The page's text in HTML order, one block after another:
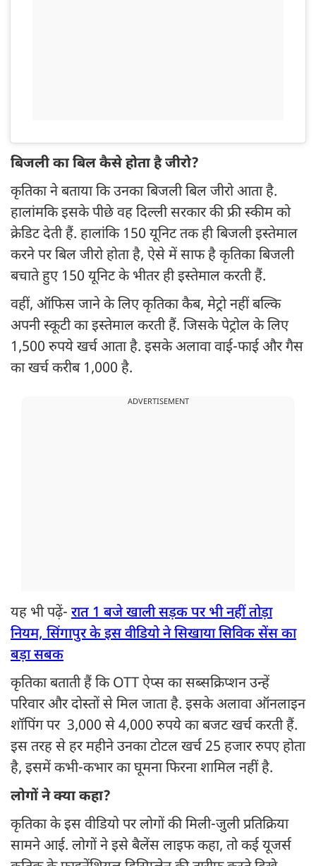
बिजली का बिल कैसे होता है जीरो?
कृतिका ने बताया कि उनका बिजली बिल जीरो आता है.
हालांमकि इसके पीछे वह दिल्ली सरकार की फ्री स्कीम को
क्रेडिट देती हैं. हालांकि 150 यूनिट तक ही बिजली इस्तेमाल
करने पर बिल जीरो होता है, ऐसे में साफ है कृतिका बिजली
बचाते हुए 150 यूनिट के भीतर ही इस्तेमाल करती हैं.
वहीं, ऑफिस जाने के लिए कृतिका कैब, मेट्रो नहीं बल्कि
अपनी स्कूटी का इस्तेमाल करती हैं. जिसके पेट्रोल के लिए
1,500 रुपये खर्च आता है. इसके अलावा वाई-फाई और गैस
का खर्च करीब 1,000 है.
ADVERTISEMENT
यह भी पढ़ें- रात 1 बजे खाली सड़क पर भी नहीं तोड़ा
नियम, सिंगापुर के इस वीडियो ने सिखाया सिविक सेंस का
बड़ा सबक
कृतिका बताती हैं कि OTT ऐप्स का सब्सक्रिप्शन उन्हें
परिवार और दोस्तों से मिल जाता है. इसके अलावा ऑनलाइन
शॉपिंग पर 3,000 से 4,000 रुपये का बजट खर्च करती हैं.
इस तरह से हर महीने उनका टोटल खर्च 25 हजार रुपए होता
है, इसमें कभी-कभार का घूमना फिरना शामिल नहीं है.
लोगों ने क्या कहा?
कृतिका के इस वीडियो पर लोगों की मिली-जुली प्रतिक्रिया
सामने आई. लोगों ने इसे बैलेंस लाइफ कहा, तो कई यूजर्स